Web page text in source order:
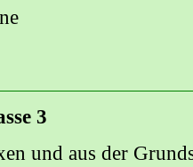
3
und aus der